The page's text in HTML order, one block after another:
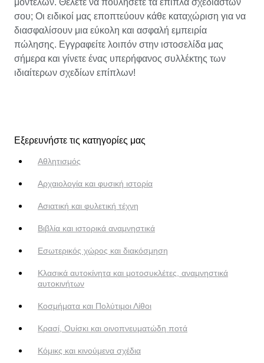
μοντέλων. Θέλετε να πουλήσετε τα έπιπλα σχεδιαστών
σου; Οι ειδικοί μας εποπτεύουν κάθε καταχώριση για να
διασφαλίσουν μια εύκολη και ασφαλή εμπειρία
πώλησης. Εγγραφείτε λοιπόν στην ιστοσελίδα μας
σήμερα και γίνετε ένας υπερήφανος συλλέκτης των
ιδιαίτερων σχεδίων επίπλων!
Εξερευνήστε τις κατηγορίες μας
Αθλητισμός
Αρχαιολογία και φυσική ιστορία
Ασιατική και φυλετική τέχνη
Βιβλία και ιστορικά αναμνηστικά
Εσωτερικός χώρος και διακόσμηση
Κλασικά αυτοκίνητα και μοτοσυκλέτες, αναμνηστικά
αυτοκινήτων
Κοσμήματα και Πολύτιμοι Λίθοι
Κρασί, Ουίσκι και οινοπνευματώδη ποτά
Κόμικς και κινούμενα σχέδια